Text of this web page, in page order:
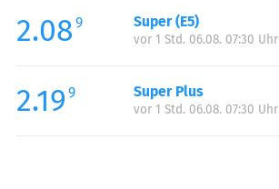
2.08 9 Super (E5)
vor 1 Std. 06.08. 07:30 Uhr
2.19 9 Super Plus
vor 1 Std. 06.08. 07:30 Uhr